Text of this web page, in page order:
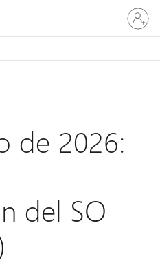
Iniciar
sesión
en
cuenta
de 2026:
del SO